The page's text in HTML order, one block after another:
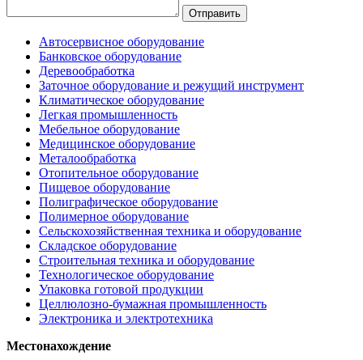
Автосервисное оборудование
Банковское оборудование
Деревообработка
Заточное оборудование и режущий инструмент
Климатическое оборудование
Легкая промышленность
Мебельное оборудование
Медицинское оборудование
Металообработка
Отопительное оборудование
Пищевое оборудование
Полиграфическое оборудование
Полимерное оборудование
Сельскохозяйственная техника и оборудование
Складское оборудование
Строительная техника и оборудование
Технологическое оборудование
Упаковка готовой продукции
Целлюлозно-бумажная промышленность
Электроника и электротехника
Местонахождение